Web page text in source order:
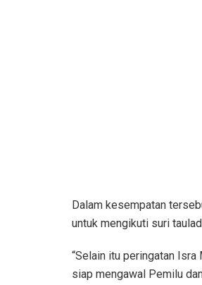
Dalam kesempatan
untuk mengikuti suri
“Selain itu peringatan
siap mengawal Pemilu